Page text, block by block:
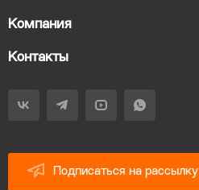
Компания
Контакты
Подписаться на рассылку